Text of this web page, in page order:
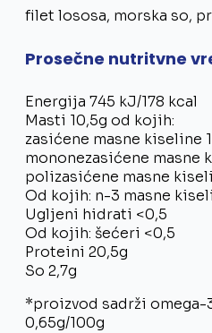
filet lososa, morska so,
Prosečne nutritvne
Energija 745 kJ/178 kcal
Masti 10,5g od kojih:
zasićene masne kiseline
mononezasićene masne
polizasićene masne
Od kojih: n-3 masne
Ugljeni hidrati <0,5
Od kojih: šećeri <0,5
Proteini 20,5g
So 2,7g
*proizvod sadrži omega-
0,65g/100g